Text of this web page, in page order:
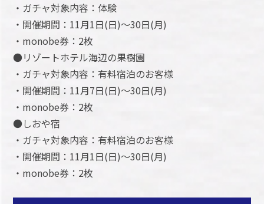
・ガチャ対象内容：体験
・開催期間：11月1日(日)～30日(月)
・monobe券：2枚
●リゾートホテル海辺の果樹園
・ガチャ対象内容：有料宿泊のお客様
・開催期間：11月7日(日)～30日(月)
・monobe券：2枚
●しおや宿
・ガチャ対象内容：有料宿泊のお客様
・開催期間：11月1日(日)～30日(月)
・monobe券：2枚